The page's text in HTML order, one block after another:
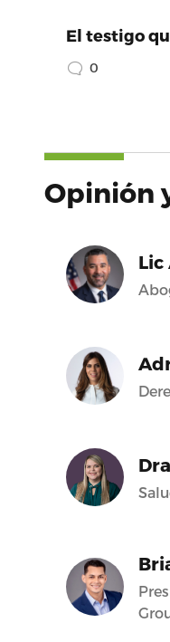
El testigo
0
Opinión
Lic